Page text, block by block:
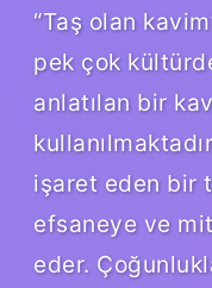
“Taş olan
pek çok
anlatılan bir
işaret eden bir
efsaneye ve
eder.